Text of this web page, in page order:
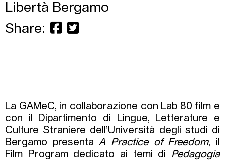
Libertà Bergamo
Share:
La GAMeC, in collaborazione con Lab 80 film e
con il Dipartimento di Lingue, Letterature e
Culture Straniere dell’Università degli studi di
Bergamo presentaA Practice of Freedom, il
Film Program dedicato ai temi di Pedagogia